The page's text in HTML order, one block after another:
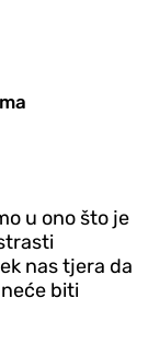
u ono što je
nas tjera da
biti